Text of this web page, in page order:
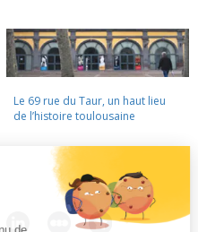
Le 69 rue du Taur, un haut lieu
de l’histoire toulousaine